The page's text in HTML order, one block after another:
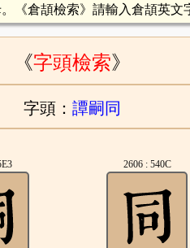
《倉頡檢索》請輸入倉頡英文
《字頭檢索》
字頭： 譚嗣同
2606 : 540C